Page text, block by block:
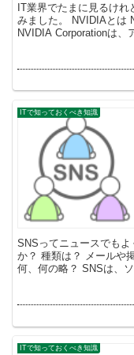
IT業界でたまに見るけれ
みました。 NVIDIAとは NVIDIAの読み方は、エヌビディアです。
NVIDIA Corporationは、アメリ
ITで知っておくべき知識
SNSってニュースでもよく聞きますね
か？ 種類は？ メールや掲示板との違いを調べてみました。 SNSとは
何、何の略？ SNSは、
ITで知っておくべき知識